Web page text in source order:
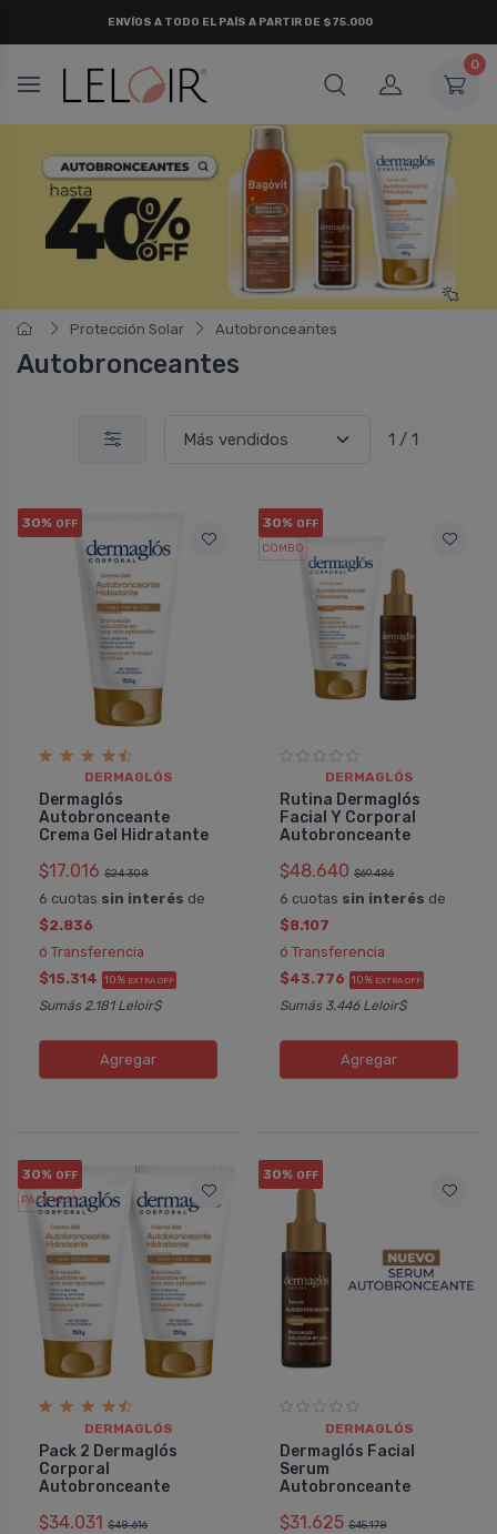
0
Protección Solar Autobronceantes
Autobronceantes
1 / 1
30% OFF
DERMAGLÓS
Dermaglós
Autobronceante
Crema Gel Hidratante
$17.016 $24.308
6 cuotas sin interés de
$2.836
ó Transferencia
$15.314 10% EXTRA OFF
Sumás 2.181 Leloir$
Agregar
30% OFF
COMBO
DERMAGLÓS
Rutina Dermaglós
Facial Y Corporal
Autobronceante
$48.640 $69.486
6 cuotas sin interés de
$8.107
ó Transferencia
$43.776 10% EXTRA OFF
Sumás 3.446 Leloir$
Agregar
30% OFF
PACK x2u.
DERMAGLÓS
Pack 2 Dermaglós
Corporal
Autobronceante
$34.031 $48.616
30% OFF
DERMAGLÓS
Dermaglós Facial
Serum
Autobronceante
$31.625 $45.178